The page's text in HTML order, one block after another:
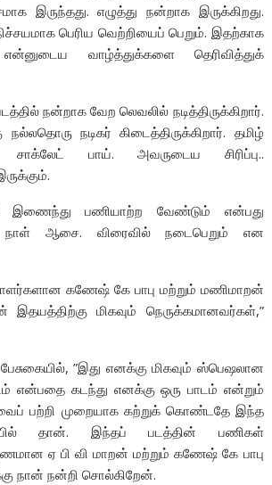
இருந்தது. எழுத்து நன்றாக இருக்கிறது.
பெரிய வெற்றியைப் பெறும். இதற்காக
என்னுடைய வாழ்த்துக்களை தெரிவித்துக்
நன்றாக வேற லெவலில் நடித்திருக்கிறார்.
நல்லதொரு நடிகர் கிடைத்திருக்கிறார். தமிழ்
சாக்லேட் பாய். அவருடைய சிரிப்பு..
இணைந்து பணியாற்ற வேண்டும் என்பது
ஆசை. விரைவில் நடைபெறும் என
கணேஷ் கே பாபு மற்றும் மணிமாறன்
மிகவும் நெருக்கமானவர்கள்,”
”இது எனக்கு மிகவும் ஸ்பெஷலான
என்பதை கடந்து எனக்கு ஒரு பாடம் என்றும்
பற்றி முறையாக கற்றுக் கொண்டதே இந்த
தான். இந்தப் படத்தின் பணிகள்
ஏ பி வி மாறன் மற்றும் கணேஷ் கே பாபு
நான் நன்றி சொல்கிறேன்.